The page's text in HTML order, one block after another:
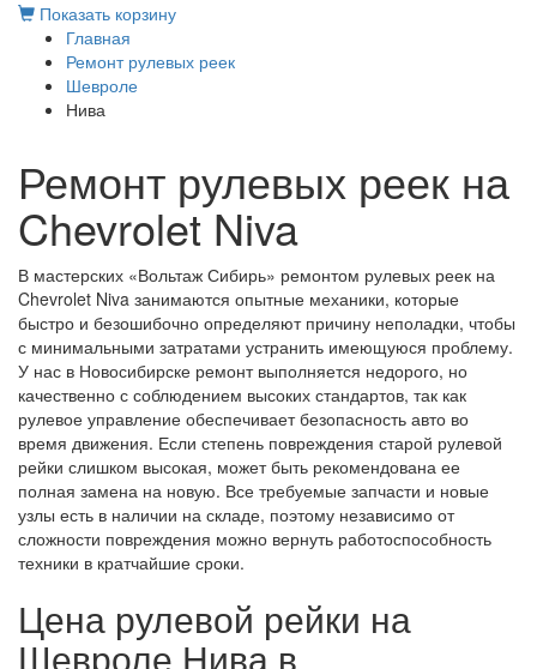
Показать корзину
Главная
Ремонт рулевых реек
Шевроле
Нива
Ремонт рулевых реек на
Chevrolet Niva
В мастерских «Вольтаж Сибирь» ремонтом рулевых реек на
Chevrolet Niva занимаются опытные механики, которые
быстро и безошибочно определяют причину неполадки, чтобы
с минимальными затратами устранить имеющуюся проблему.
У нас в Новосибирске ремонт выполняется недорого, но
качественно с соблюдением высоких стандартов, так как
рулевое управление обеспечивает безопасность авто во
время движения. Если степень повреждения старой рулевой
рейки слишком высокая, может быть рекомендована ее
полная замена на новую. Все требуемые запчасти и новые
узлы есть в наличии на складе, поэтому независимо от
сложности повреждения можно вернуть работоспособность
техники в кратчайшие сроки.
Цена рулевой рейки на
Шевроле Нива в